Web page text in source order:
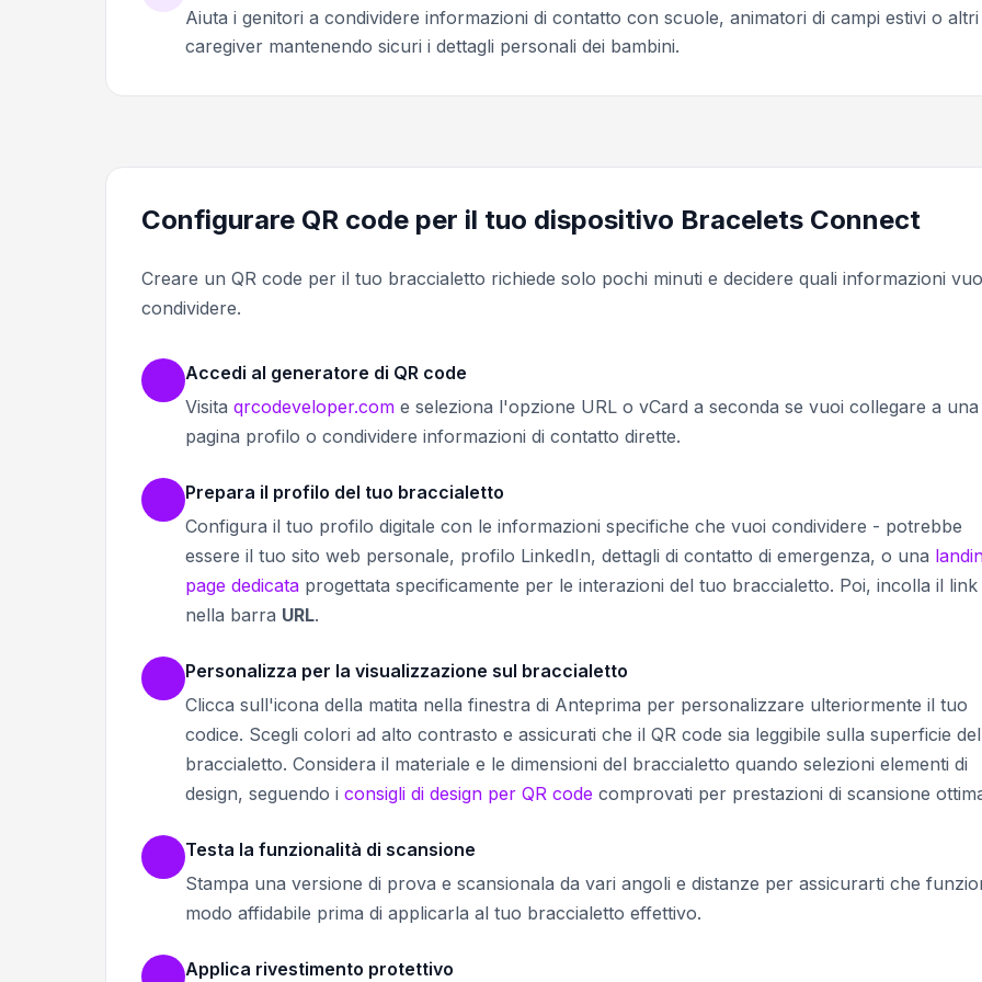
Aiuta i genitori a condividere informazioni di contatto con scuole, animatori di campi estivi o altri
caregiver mantenendo sicuri i dettagli personali dei bambini.
Configurare QR code per il tuo dispositivo Bracelets Connect
Creare un QR code per il tuo braccialetto richiede solo pochi minuti e decidere quali informazioni
condividere.
Accedi al generatore di QR code
Visita qrcodeveloper.com e seleziona l'opzione URL o vCard a seconda se vuoi collegare a una
pagina profilo o condividere informazioni di contatto dirette.
Prepara il profilo del tuo braccialetto
Configura il tuo profilo digitale con le informazioni specifiche che vuoi condividere - potrebbe
essere il tuo sito web personale, profilo LinkedIn, dettagli di contatto di emergenza, o una
page dedicata progettata specificamente per le interazioni del tuo braccialetto. Poi, incolla il link
nella barra URL.
Personalizza per la visualizzazione sul braccialetto
Clicca sull'icona della matita nella finestra di Anteprima per personalizzare ulteriormente il tuo
codice. Scegli colori ad alto contrasto e assicurati che il QR code sia leggibile sulla superficie
braccialetto. Considera il materiale e le dimensioni del braccialetto quando selezioni elementi di
design, seguendo i consigli di design per QR code comprovati per prestazioni di scansione
Testa la funzionalità di scansione
Stampa una versione di prova e scansionala da vari angoli e distanze per assicurarti che
modo affidabile prima di applicarla al tuo braccialetto effettivo.
Applica rivestimento protettivo